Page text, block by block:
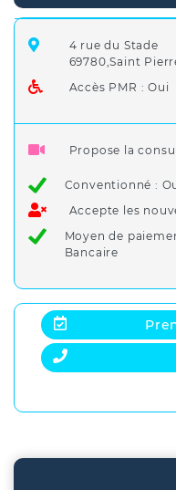
4 rue du Stade
69780,Saint
Accès PMR : Oui
Propose la
Conventionné :
Accepte les
Moyen de
Bancaire